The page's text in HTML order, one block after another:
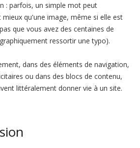
: parfois, un simple mot peut
qu'une image, même si elle est
que vous avez des centaines de
ressortir une typo).
dans des éléments de navigation,
ou dans des blocs de contenu,
littéralement donner vie à un site.